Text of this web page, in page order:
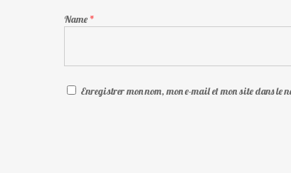
Name *
Enregistrer mon nom, mon e-mail et mon site dans le